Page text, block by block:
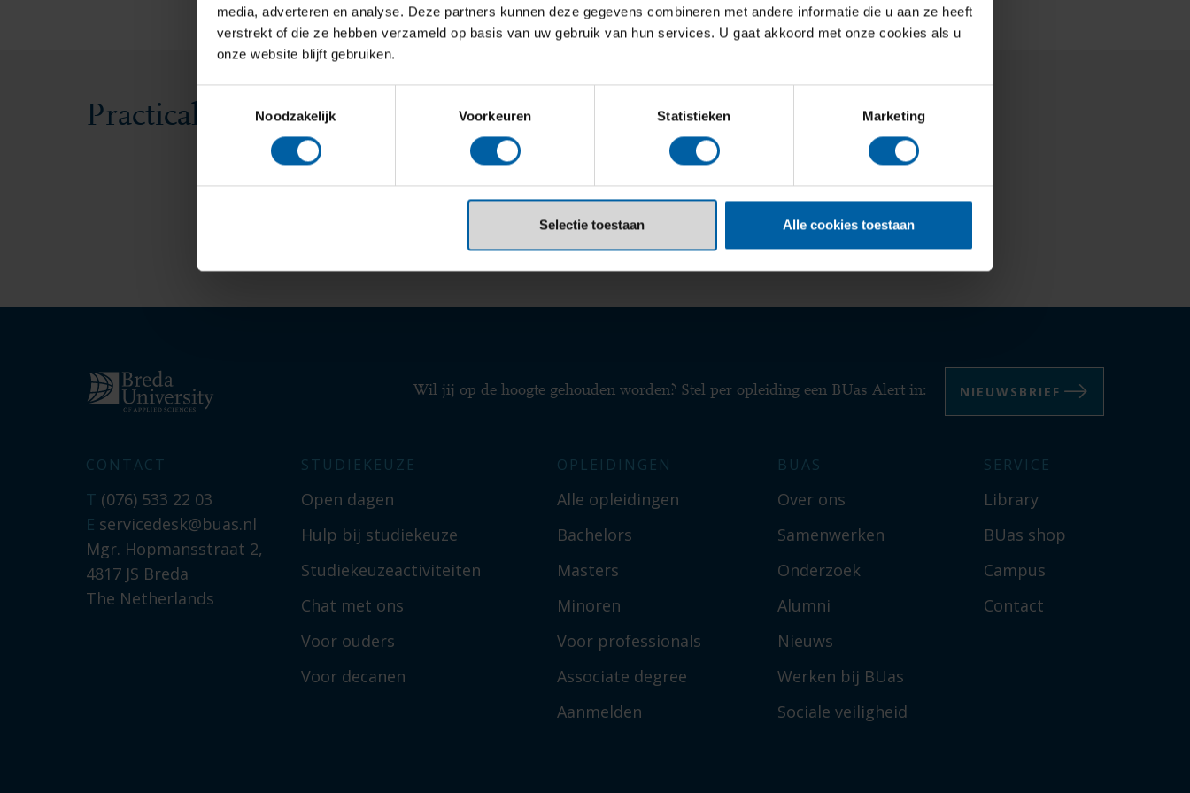
media, adverteren en analyse. Deze partners kunnen deze gegevens combineren met andere informatie die u aan ze heeft
verstrekt of die ze hebben verzameld op basis van uw gebruik van hun services. U gaat akkoord met onze cookies als u
onze website blijft gebruiken.
Noodzakelijk
Voorkeuren Statistieken Marketing
Selectie toestaan Alle cookies toestaan
Practical information About the library Contact and staff
Wil jij op de hoogte gehouden worden? Stel per opleiding een BUas Alert in: NIEUWSBRIEF
CONTACT
T (076) 533 22 03
E servicedesk@buas.nl
Mgr. Hopmansstraat 2,
4817 JS Breda
The Netherlands
STUDIEKEUZE
Open dagen
Hulp bij studiekeuze
Studiekeuzeactiviteiten
Chat met ons
Voor ouders
Voor decanen
OPLEIDINGEN
Alle opleidingen
Bachelors
Masters
Minoren
Voor professionals
Associate degree
Aanmelden
BUAS
Over ons
Samenwerken
Onderzoek
Alumni
Nieuws
Werken bij BUas
Sociale veiligheid
SERVICE
Library
BUas shop
Campus
Contact